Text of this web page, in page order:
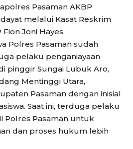
Pasaman AKBP
melalui Kasat Reskrim
Fion Joni Hayes
Polres Pasaman sudah
pelaku penganiayaan
pinggir Sungai Lubuk Aro,
Mentinggi Utara,
Pasaman dengan inisial
Saat ini, terduga pelaku
Polres Pasaman untuk
dan proses hukum lebih